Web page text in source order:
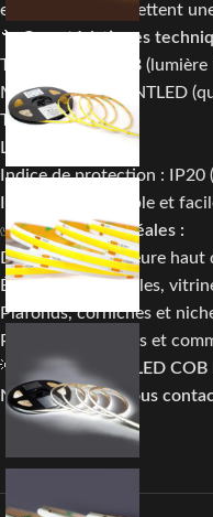
et sa finesse permettent
🔧Caractéristiques
Technologie : COB
Marque : DIAMANTLED
Tension : 24V
Longueur : 10M
Indice de protection : IP20
Installation : flexible et
✅Applications idéales :
Décoration intérieure haut
Éclairage de meubles,
Plafonds, corniches et
Projets résidentiels et
💡 Avec leRuban LED
N’hésitez pas à nous